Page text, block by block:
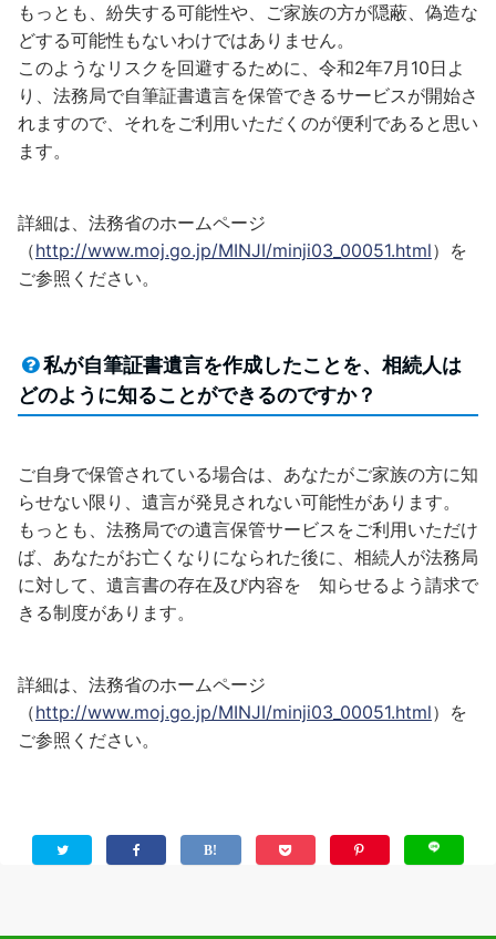
もっとも、紛失する可能性や、ご家族の方が隠蔽、偽造な
どする可能性もないわけではありません。
このようなリスクを回避するために、令和2年7月10日よ
り、法務局で自筆証書遺言を保管できるサービスが開始さ
れますので、それをご利用いただくのが便利であると思い
ます。
詳細は、法務省のホームページ
（http://www.moj.go.jp/MINJI/minji03_00051.html）を
ご参照ください。
私が自筆証書遺言を作成したことを、相続人は
どのように知ることができるのですか？
ご自身で保管されている場合は、あなたがご家族の方に知
らせない限り、遺言が発見されない可能性があります。
もっとも、法務局での遺言保管サービスをご利用いただけ
ば、あなたがお亡くなりになられた後に、相続人が法務局
に対して、遺言書の存在及び内容を 知らせるよう請求で
きる制度があります。
詳細は、法務省のホームページ
（http://www.moj.go.jp/MINJI/minji03_00051.html）を
ご参照ください。